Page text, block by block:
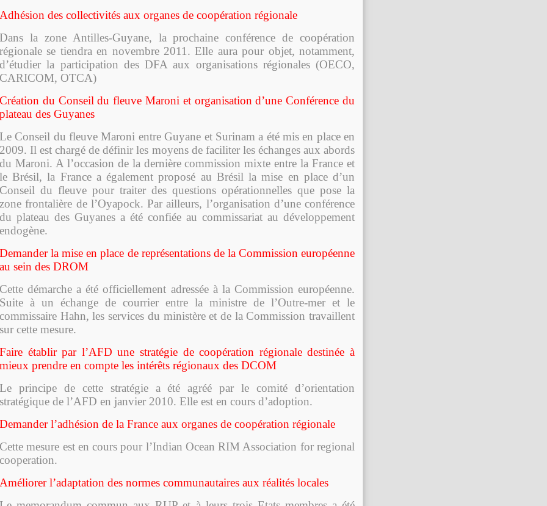
Adhésion des collectivités aux organes de coopération régionale
Dans la zone Antilles-Guyane, la prochaine conférence de coopération
régionale se tiendra en novembre 2011. Elle aura pour objet, notamment,
d’étudier la participation des DFA aux organisations régionales (OECO,
CARICOM, OTCA)
Création du Conseil du fleuve Maroni et organisation d’une Conférence du
plateau des Guyanes
Le Conseil du fleuve Maroni entre Guyane et Surinam a été mis en place en
2009. Il est chargé de définir les moyens de faciliter les échanges aux abords
du Maroni. A l’occasion de la dernière commission mixte entre la France et
le Brésil, la France a également proposé au Brésil la mise en place d’un
Conseil du fleuve pour traiter des questions opérationnelles que pose la
zone frontalière de l’Oyapock. Par ailleurs, l’organisation d’une conférence
du plateau des Guyanes a été confiée au commissariat au développement
endogène.
Demander la mise en place de représentations de la Commission européenne
au sein des DROM
Cette démarche a été officiellement adressée à la Commission européenne.
Suite à un échange de courrier entre la ministre de l’Outre-mer et le
commissaire Hahn, les services du ministère et de la Commission travaillent
sur cette mesure.
Faire établir par l’AFD une stratégie de coopération régionale destinée à
mieux prendre en compte les intérêts régionaux des DCOM
Le principe de cette stratégie a été agréé par le comité d’orientation
stratégique de l’AFD en janvier 2010. Elle est en cours d’adoption.
Demander l’adhésion de la France aux organes de coopération régionale
Cette mesure est en cours pour l’Indian Ocean RIM Association for regional
cooperation.
Améliorer l’adaptation des normes communautaires aux réalités locales